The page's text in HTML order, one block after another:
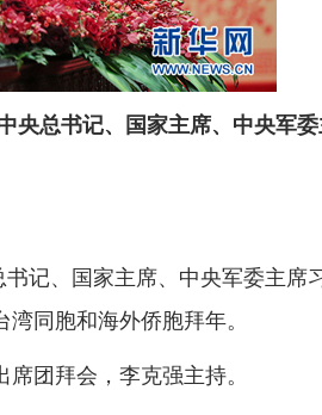
总书记、国家主席、中央军
、国家主席、中央军委主席
同胞和海外侨胞拜年。
团拜会，李克强主持。